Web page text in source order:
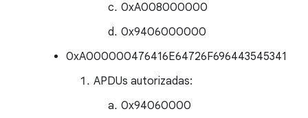
0xA008000000
0x9406000000
0xA000000476416E64726F696443545341
APDUs autorizadas:
0x94060000